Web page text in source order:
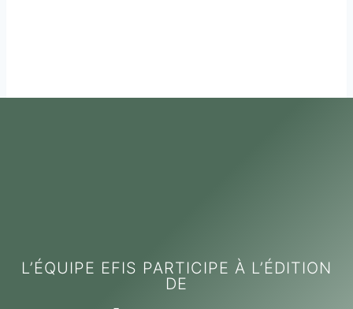
L’ÉQUIPE EFIS PARTICIPE À L’ÉDITION
DE